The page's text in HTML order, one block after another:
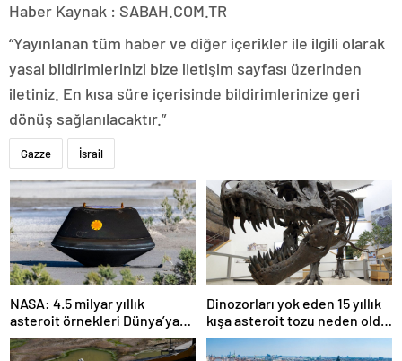
Haber Kaynak : SABAH.COM.TR
“Yayınlanan tüm haber ve diğer içerikler ile ilgili olarak
yasal bildirimlerinizi bize iletişim sayfası üzerinden
iletiniz. En kısa süre içerisinde bildirimlerinize geri
dönüş sağlanılacaktır.”
Gazze İsrail
NASA: 4.5 milyar yıllık
asteroit örnekleri Dünya’ya
getirildi; yaşamın
başlangıcına ışık tutabilir
Dinozorları yok eden 15 yıllık
kışa asteroit tozu neden oldu
| Araştırma